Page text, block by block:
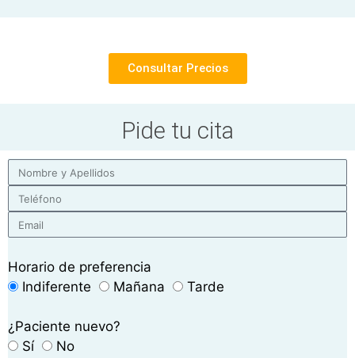
Consultar Precios
Pide tu cita
Horario de preferencia
Indiferente
Mañana Tarde
¿Paciente nuevo?
Sí
No